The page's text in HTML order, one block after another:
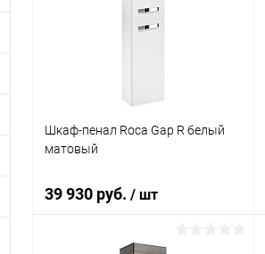
Шкаф-пенал Roca Gap R белый
матовый
39 930 руб. / шт